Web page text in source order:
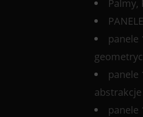
Palmy,
panele
panele
abstrakcje
panele